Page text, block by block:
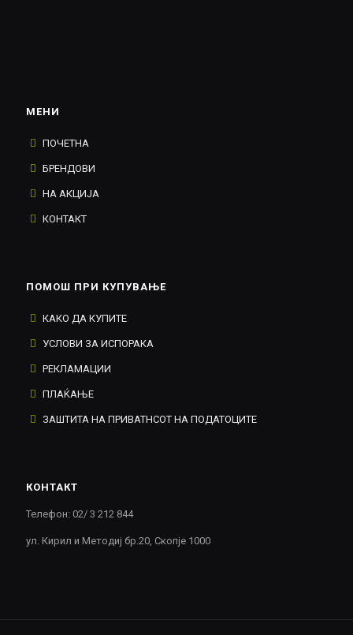
МЕНИ
ПОЧЕТНА
БРЕНДОВИ
НА АКЦИЈА
КОНТАКТ
ПОМОШ ПРИ КУПУВАЊЕ
КАКО ДА КУПИТЕ
УСЛОВИ ЗА ИСПОРАКА
РЕКЛАМАЦИИ
ПЛАЌАЊЕ
ЗАШТИТА НА ПРИВАТНСОТ НА ПОДАТОЦИТЕ
КОНТАКТ
Телефон: 02/ 3 212 844
ул. Кирил и Методиј бр.20, Скопје 1000